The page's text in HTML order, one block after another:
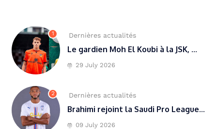
1 Dernières actualités
Le gardien Moh El Koubi à la JSK, ...
29 July 2026
2 Dernières actualités
Brahimi rejoint la Saudi Pro League...
09 July 2026